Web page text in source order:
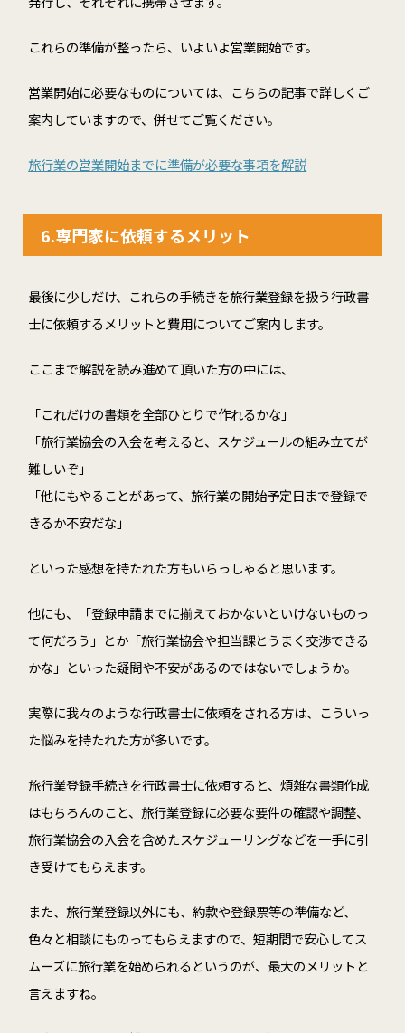
これらの準備が整ったら、いよいよ営業開始です。
営業開始に必要なものについては、こちらの記事で詳しくご
案内していますので、併せてご覧ください。
旅行業の営業開始までに準備が必要な事項を解説
6.専門家に依頼するメリット
最後に少しだけ、これらの手続きを旅行業登録を扱う行政書
士に依頼するメリットと費用についてご案内します。
ここまで解説を読み進めて頂いた方の中には、
「これだけの書類を全部ひとりで作れるかな」
「旅行業協会の入会を考えると、スケジュールの組み立てが
難しいぞ」
「他にもやることがあって、旅行業の開始予定日まで登録で
きるか不安だな」
といった感想を持たれた方もいらっしゃると思います。
他にも、「登録申請までに揃えておかないといけないものっ
て何だろう」とか「旅行業協会や担当課とうまく交渉できる
かな」といった疑問や不安があるのではないでしょうか。
実際に我々のような行政書士に依頼をされる方は、こういっ
た悩みを持たれた方が多いです。
旅行業登録手続きを行政書士に依頼すると、煩雑な書類作成
はもちろんのこと、旅行業登録に必要な要件の確認や調整、
旅行業協会の入会を含めたスケジューリングなどを一手に引
き受けてもらえます。
また、旅行業登録以外にも、約款や登録票等の準備など、
色々と相談にものってもらえますので、短期間で安心してス
ムーズに旅行業を始められるというのが、最大のメリットと
言えますね。